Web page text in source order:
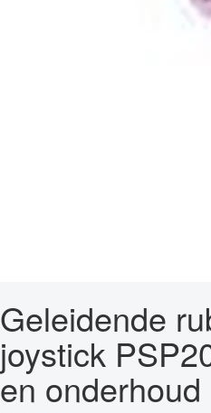
Geleidende
joystick
en onderhoud